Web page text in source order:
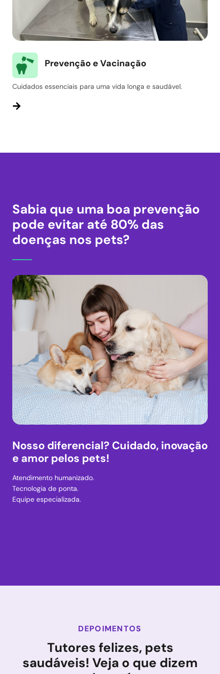
Prevenção e Vacinação
Cuidados essenciais para uma vida longa e saudável.
Sabia que uma boa prevenção
pode evitar até 80% das
doenças nos pets?
Nosso diferencial? Cuidado, inovação
e amor pelos pets!
Atendimento humanizado.
Tecnologia de ponta.
Equipe especializada.
DEPOIMENTOS
Tutores felizes, pets
saudáveis! Veja o que dizem